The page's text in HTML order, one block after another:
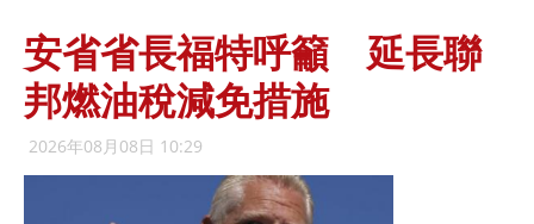
安省省長福特呼籲 延長聯
邦燃油稅減免措施
2026年08月08日 10:29